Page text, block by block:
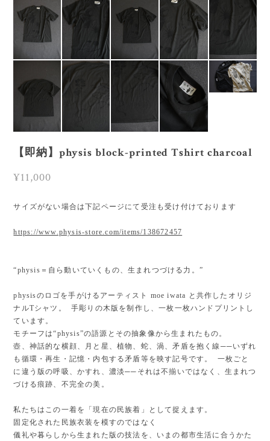
【即納】physis block-printed Tshirt charcoal
¥11,000
サイズがない場合は下記ページにて受注も受け付けております
https://www.physis-store.com/items/138672457
“physis＝自ら動いていくもの、生まれつづける力。”
physisのロゴを手がけるアーティスト moe iwata と共作したオリジ
ナルTシャツ。 手彫りの木版を制作し、一枚一枚ハンドプリントし
ています。
モチーフは“physis”の語源とその抽象像から生まれたもの。
壺、神話的な横顔、月と星、植物、蛇、渦、矛盾を抱く線──いずれ
も循環・再生・記憶・内包する矛盾等を映す記号です。 一枚ごと
に違う版の呼吸、かすれ、濃淡──それは不揃いではなく、生まれつ
づける痕跡、不完全の美。
私たちはこの一着を「現在の民族着」として捉えます。
固定化された民族衣装を模すのではなく
儀礼や暮らしから生まれた版の技法を、いまの都市生活に合うかた